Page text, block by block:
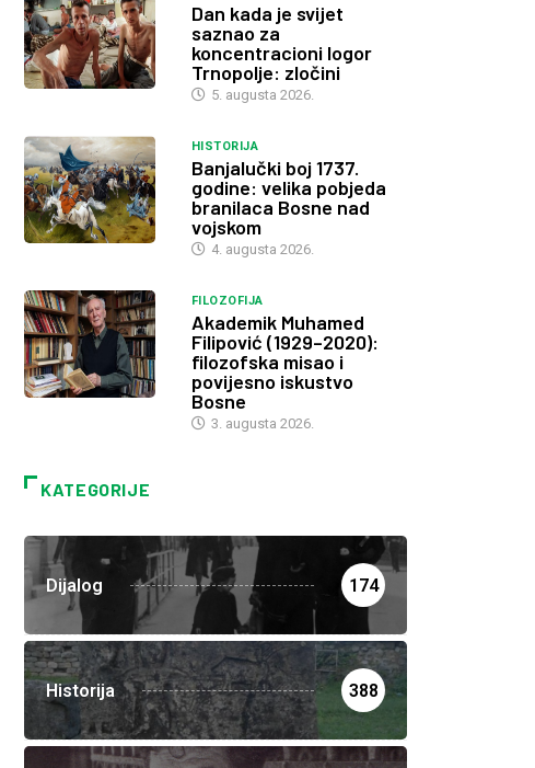
Dan kada je svijet
saznao za
koncentracioni logor
Trnopolje: zločini
5. augusta 2026.
HISTORIJA
Banjalučki boj 1737.
godine: velika pobjeda
branilaca Bosne nad
vojskom
4. augusta 2026.
FILOZOFIJA
Akademik Muhamed
Filipović (1929–2020):
filozofska misao i
povijesno iskustvo
Bosne
3. augusta 2026.
KATEGORIJE
Dijalog 174
Historija 388